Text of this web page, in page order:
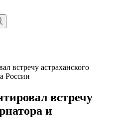
встречу астраханского
России
встречу
и